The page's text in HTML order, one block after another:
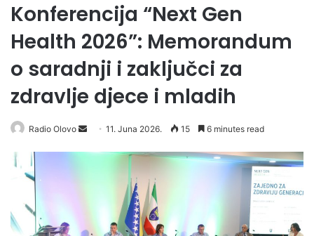
Konferencija “Next Gen
Health 2026”: Memorandum
o saradnji i zaključci za
zdravlje djece i mladih
Radio Olovo
e
11. Juna 2026. 15 6 minutes read